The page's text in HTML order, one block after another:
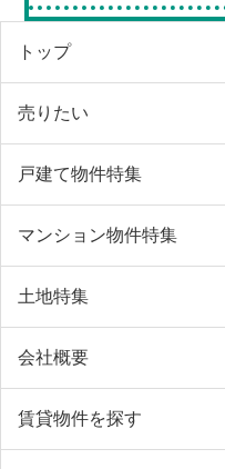
トップ
売りたい
戸建て物件特集
マンション物件特集
土地特集
会社概要
賃貸物件を探す